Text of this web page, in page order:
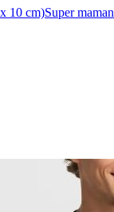
10 cm)Super maman